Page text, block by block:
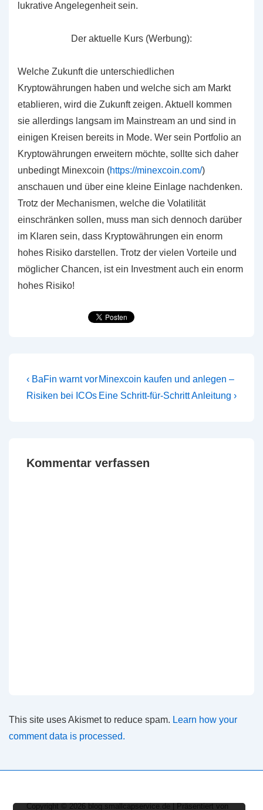
lukrative Angelegenheit sein.
Der aktuelle Kurs (Werbung):
Welche Zukunft die unterschiedlichen
Kryptowährungen haben und welche sich am Markt
etablieren, wird die Zukunft zeigen. Aktuell kommen
sie allerdings langsam im Mainstream an und sind in
einigen Kreisen bereits in Mode. Wer sein Portfolio an
Kryptowährungen erweitern möchte, sollte sich daher
unbedingt Minexcoin (https://minexcoin.com/)
anschauen und über eine kleine Einlage nachdenken.
Trotz der Mechanismen, welche die Volatilität
einschränken sollen, muss man sich dennoch darüber
im Klaren sein, dass Kryptowährungen ein enorm
hohes Risiko darstellen. Trotz der vielen Vorteile und
möglicher Chancen, ist ein Investment auch ein enorm
hohes Risiko!
Beitragsnavigation
Vorheriger
Beitrag
‹ BaFin warnt vor
Risiken bei ICOs
Nächster
Beitrag
Minexcoin kaufen und anlegen –
Eine Schritt-für-Schritt Anleitung ›
Kommentar verfassen
This site uses Akismet to reduce spam. Learn how your
comment data is processed.
Copyright © 2026 blog.smallcapservice.de | Präsentiert von